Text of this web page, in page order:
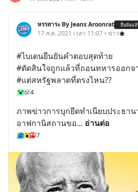
หรรสาระ By Jeans Aroonrat ยืนยันแ
17 ส.ค. 2021 เวลา 11:07 • ข่าว
#ไบเดนยืนยันคำตอบสุดท้าย
#ตัดสินใจถูกแล้วที่ถอนทหารออกจ
#แต่สหรัฐพลาดที่ตรงไหน??
4
ภาพข่าวการบุกยึดทำเนียบประธา
อาฟกานิสถานขอ... อ่านต่อ
7